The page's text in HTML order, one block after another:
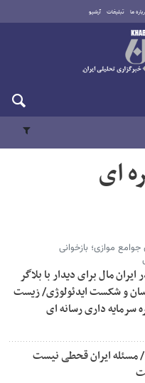
ما تبلیغات آرشیو
ای
موازی؛ بازخوانی
ایران مال برای دیدار با بلاگر
و شکست ایدئولوژی/ زیست
داری رسانه ای
/ مسئله ایران قحطی نیست